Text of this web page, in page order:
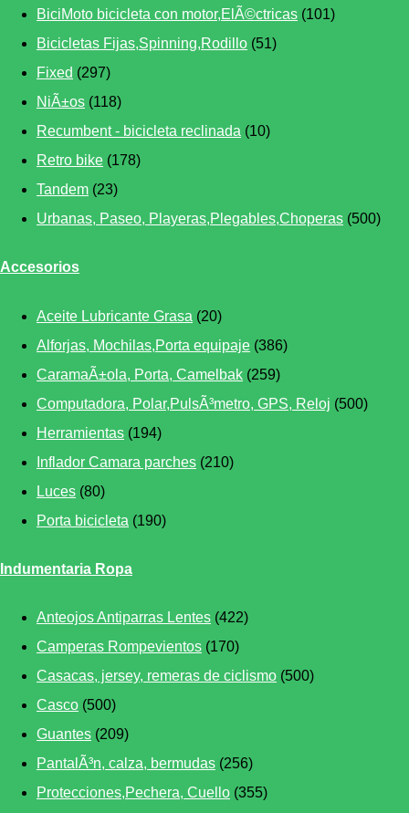
BiciMoto bicicleta con motor,ElÃ©ctricas (101)
Bicicletas Fijas,Spinning,Rodillo (51)
Fixed (297)
NiÃ±os (118)
Recumbent - bicicleta reclinada (10)
Retro bike (178)
Tandem (23)
Urbanas, Paseo, Playeras,Plegables,Choperas (500)
Accesorios
Aceite Lubricante Grasa (20)
Alforjas, Mochilas,Porta equipaje (386)
CaramaÃ±ola, Porta, Camelbak (259)
Computadora, Polar,PulsÃ³metro, GPS, Reloj (500)
Herramientas (194)
Inflador Camara parches (210)
Luces (80)
Porta bicicleta (190)
Indumentaria Ropa
Anteojos Antiparras Lentes (422)
Camperas Rompevientos (170)
Casacas, jersey, remeras de ciclismo (500)
Casco (500)
Guantes (209)
PantalÃ³n, calza, bermudas (256)
Protecciones,Pechera, Cuello (355)